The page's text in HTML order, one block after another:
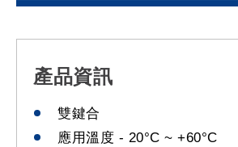
產品資訊
雙鍵合
應用溫度 - 20°C ~ +60°C